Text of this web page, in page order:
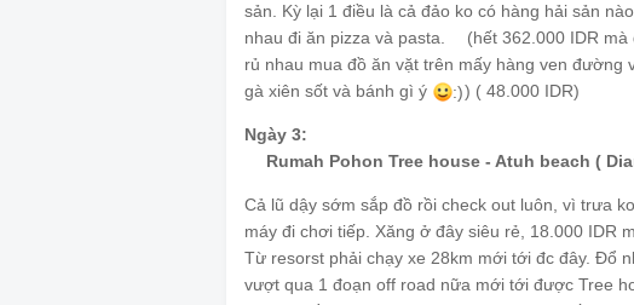
sản. Kỳ lại 1 điều là cả đảo ko có hàng hải sản nào
nhau đi ăn pizza và pasta.
(hết 362.000 IDR
rủ nhau mua đồ ăn vặt trên mấy hàng ven đường
gà xiên sốt và bánh gì ý
:)) ( 48.000 IDR)
Ngày 3:
Rumah Pohon Tree house - Atuh beach (
Cả lũ dậy sớm sắp đồ rồi check out luôn, vì trưa
máy đi chơi tiếp. Xăng ở đây siêu rẻ, 18.000 IDR
Từ resorst phải chạy xe 28km mới tới đc đây. Đổ
vượt qua 1 đoạn off road nữa mới tới được Tree